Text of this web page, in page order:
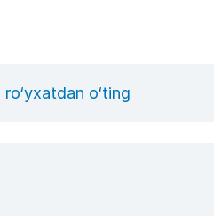
ro‘yxatdan o‘ting